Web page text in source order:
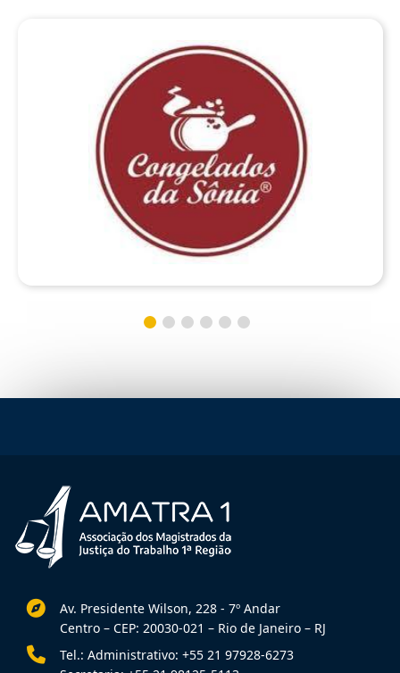
Av. Presidente Wilson, 228 - 7º Andar
Centro – CEP: 20030-021 – Rio de Janeiro – RJ
Tel.: Administrativo: +55 21 97928-6273